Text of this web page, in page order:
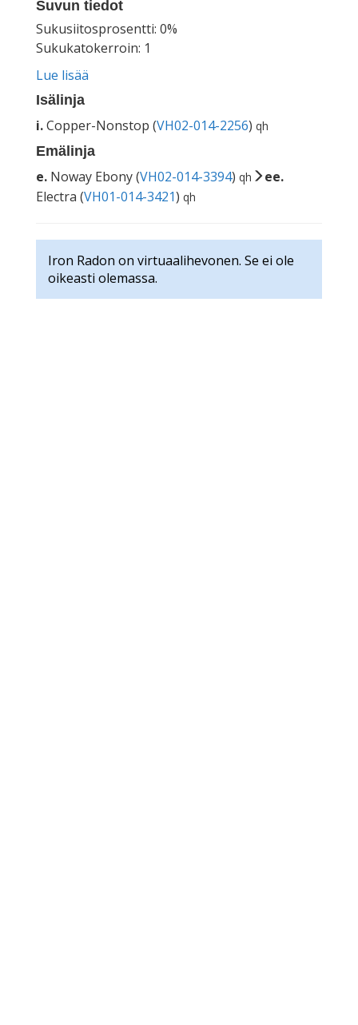
Suvun tiedot
Sukusiitosprosentti: 0%
Sukukatokerroin: 1
Lue lisää
Isälinja
i.Copper-Nonstop (VH02-014-2256) qh
Emälinja
e. Noway Ebony (VH02-014-3394) qh
ee.
Electra (VH01-014-3421) qh
Iron Radon on virtuaalihevonen. Se ei ole
oikeasti olemassa.